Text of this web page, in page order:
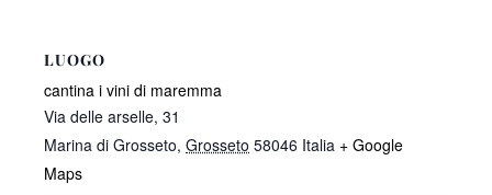
LUOGO
cantina i vini di maremma
Via delle arselle, 31
Marina di Grosseto, Grosseto 58046 Italia + Google
Maps